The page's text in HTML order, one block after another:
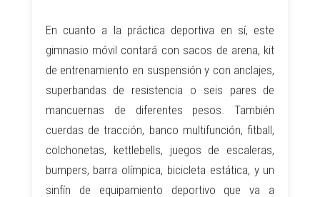
En cuanto a la práctica deportiva en sí, este
gimnasio móvil contará con sacos de arena, kit
de entrenamiento en suspensión y con anclajes,
superbandas de resistencia o seis pares de
mancuernas de diferentes pesos. También
cuerdas de tracción, banco multifunción, fitball,
colchonetas, kettlebells, juegos de escaleras,
bumpers, barra olímpica, bicicleta estática, y un
sinfín de equipamiento deportivo que va a